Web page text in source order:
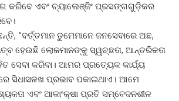
କରିବେ ଏବଂ ଚ୍ୟାଲେଞ୍ଜିଂ ପ୍ରସଙ୍ଗଗୁଡ଼ିକର
“ବର୍ତ୍ତମାନ ତୁମେମାନେ ଜନସେବାରେ ଅଛ,
ହେଉଛି ଲୋକମାନଙ୍କୁ ସ୍ୱଚ୍ଛତା, ଆନ୍ତରିକତା
ସେବା କରିବା। ଆମର ପ୍ରତ୍ୟେକ କାର୍ଯ୍ୟ
ସିଧାସଳଖ ପ୍ରଭାବ ପକାଇଥାଏ। ଆମେ
ଏବଂ ଆକାଂକ୍ଷା ପ୍ରତି ସମ୍ବେଦନଶୀଳ